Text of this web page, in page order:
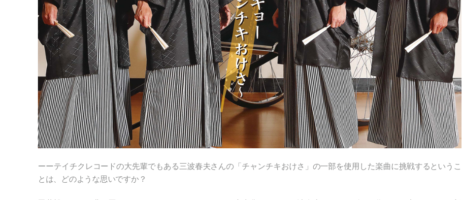
ーーテイチクレコードの大先輩でもある三波春夫さんの 「 チャンチキおけさ 」 の一部を使用した楽曲に挑戦するというこ
とは、どのような思いですか？